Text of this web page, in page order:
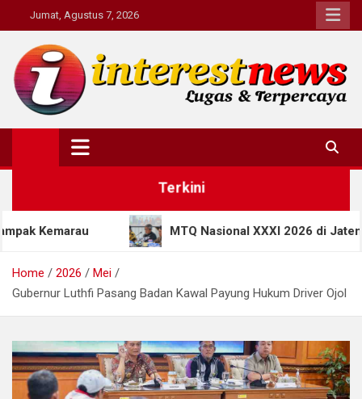
to
content
Jumat, Agustus 7, 2026
Interestnews.or.id
Terkini
MTQ Nasional XXXI 2026 di Jateng Bawa
Home 2026
Mei
Gubernur Luthfi Pasang Badan Kawal Payung Hukum Driver Ojol